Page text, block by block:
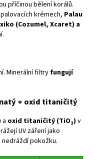
příčinou bělení korálů.
krémech, Palau
(Cozumel, Xcaret) a
Minerální filtryfungují
+ oxid titaničitý
a oxid titaničitý (TiO₂) v
UV záření jako
pokožku.